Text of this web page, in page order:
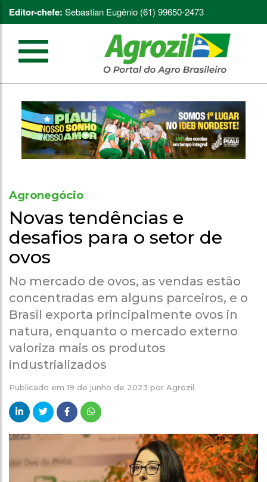
Editor-chefe: Sebastian Eugênio (61) 99650-2473
Agronegócio
Novas tendências e
desafios para o setor de
ovos
No mercado de ovos, as vendas estão
concentradas em alguns parceiros, e o
Brasil exporta principalmente ovos in
natura, enquanto o mercado externo
valoriza mais os produtos
industrializados
Publicado em19 de junho de 2023 por Agrozil